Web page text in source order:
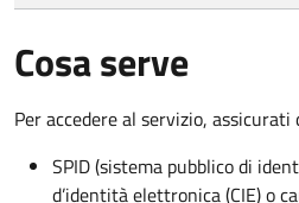
Cosa serve
Per accedere al servizio, assicurati
SPID (sistema pubblico di
d’identità elettronica (CIE) o